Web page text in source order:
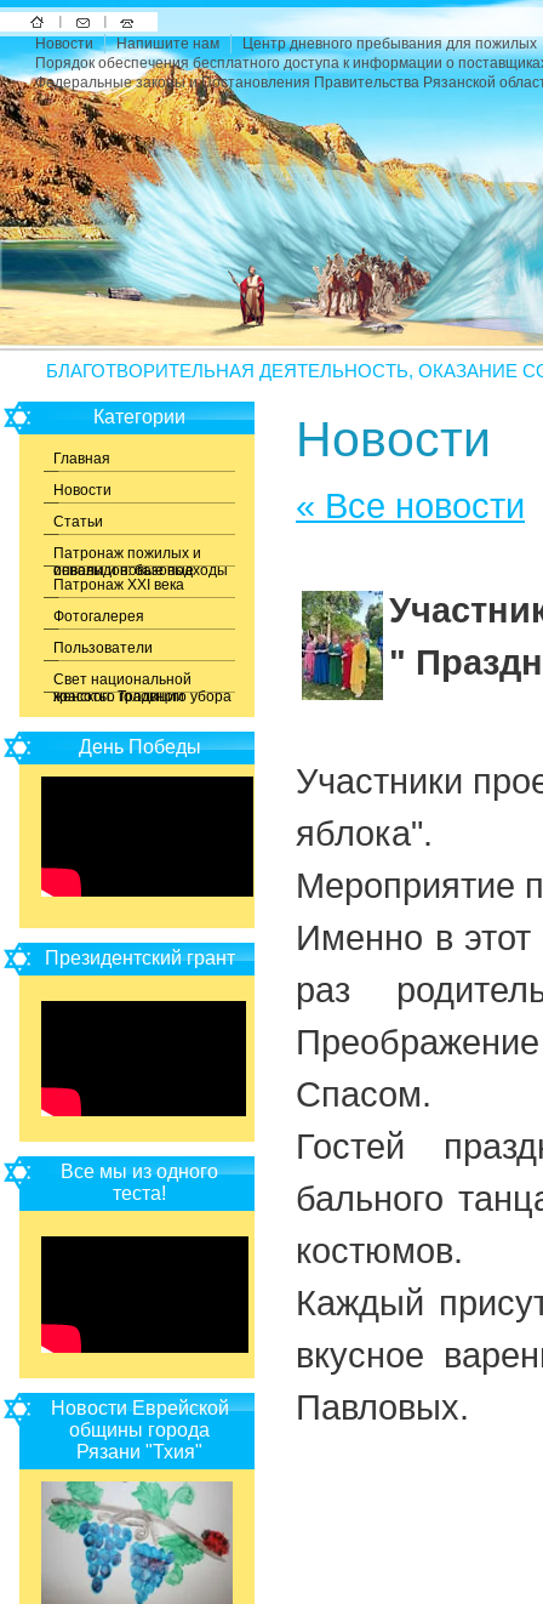
На
главную
Напишите
нам
Карта
сайта
Новости Напишите нам
Центр дневного пребывания для пожилых
Порядок обеспечения бесплатного доступа к информации о
Федеральные законы и Постановления Правительства Рязанской
БЛАГОТВОРИТЕЛЬНАЯ ДЕЯТЕЛЬНОСТЬ, ОКАЗАНИЕ
Категории
Главная
Новости
Статьи
Патронаж пожилых и
Патронаж XXI века
Фотогалерея
Пользователи
Свет национальной
День Победы
Президентский грант
Все мы из одного
теста!
Новости Еврейской
общины города
Рязани "Тхия"
Новости
« Все новости
"
Участники
яблока".
Мероприятие
Именно в
раз
Спасом.
Гостей
бального
костюмов.
Каждый
вкусное
Павловых.